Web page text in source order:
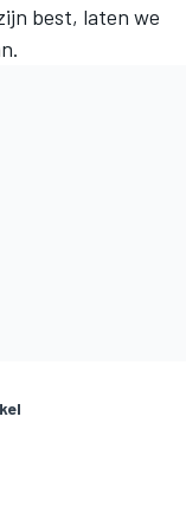
best, laten we